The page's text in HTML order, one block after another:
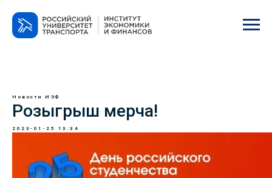
Новости ИЭФ
Розыгрыш мерча!
2023-01-25 13:34